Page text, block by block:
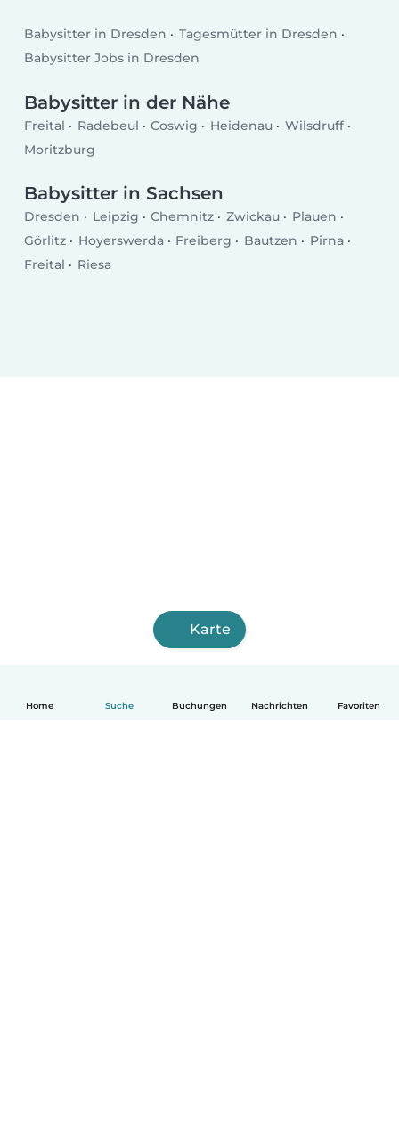
Home Suche Buchungen Nachrichten Favoriten
Babysitter in Dresden
Tagesmütter in Dresden
Babysitter Jobs in Dresden
Babysitter in der Nähe
Freital Radebeul Coswig Heidenau
Wilsdruff
Moritzburg
Babysitter in Sachsen
Dresden Leipzig Chemnitz Zwickau
Plauen
Görlitz
Hoyerswerda Freiberg Bautzen
Pirna
Freital
Riesa
Karte